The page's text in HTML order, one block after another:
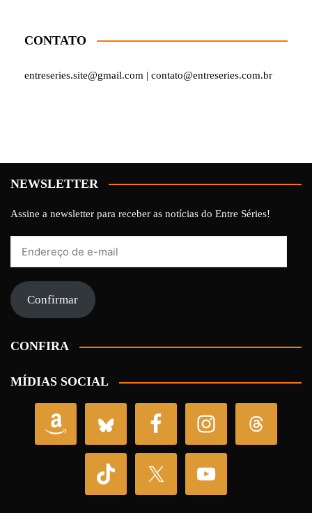
CONTATO
entreseries.site@gmail.com | contato@entreseries.com.br
NEWSLETTER
Assine a newsletter para receber as notícias do Entre Séries!
mail Confirmar
CONFIRA
MÍDIAS SOCIAL